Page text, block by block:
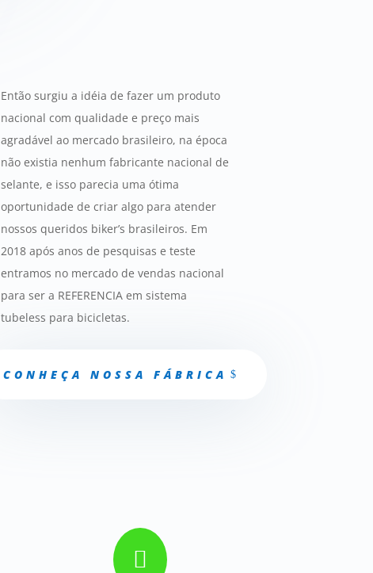
Então surgiu a idéia de fazer um produto
nacional com qualidade e preço mais
agradável ao mercado brasileiro, na época
não existia nenhum fabricante nacional de
selante, e isso parecia uma ótima
oportunidade de criar algo para atender
nossos queridos biker’s brasileiros. Em
2018 após anos de pesquisas e teste
entramos no mercado de vendas nacional
para ser a REFERENCIA em sistema
tubeless para bicicletas.
CONHEÇA NOSSA FÁBRICA
